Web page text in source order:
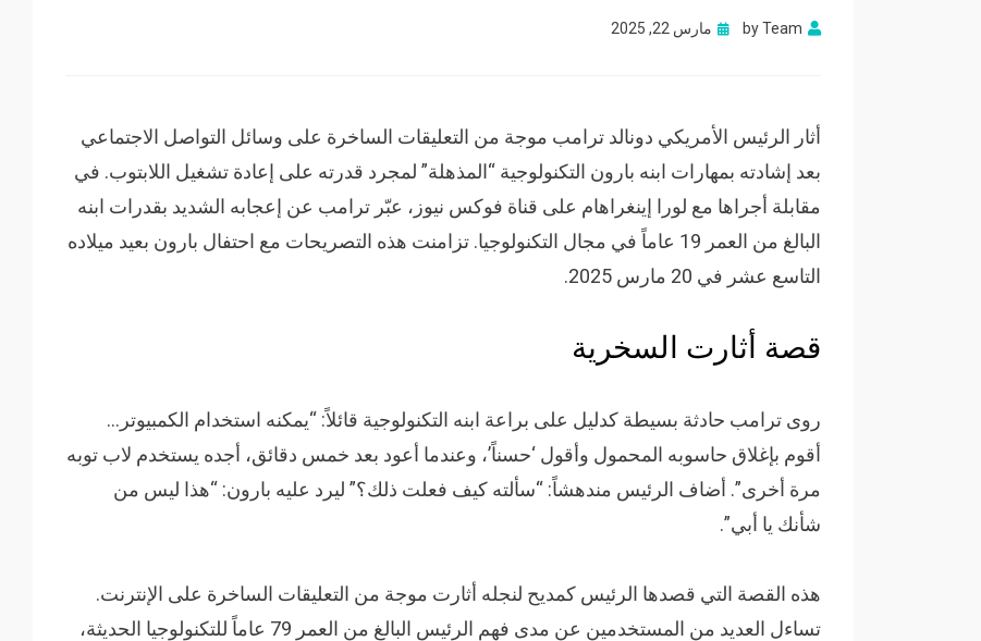
byTeam
Posted
مارس 22, 2025
أثار الرئيس الأمريكي دونالد ترامب موجة من التعليقات الساخرة على وسائل التواصل الاجتماعي
بعد إشادته بمهارات ابنه بارون التكنولوجية “المذهلة” لمجرد قدرته على إعادة تشغيل اللابتوب. في
مقابلة أجراها مع لورا إينغراهام على قناة فوكس نيوز، عبّر ترامب عن إعجابه الشديد بقدرات ابنه
البالغ من العمر 19 عاماً في مجال التكنولوجيا. تزامنت هذه التصريحات مع احتفال بارون بعيد ميلاده
التاسع عشر في 20 مارس 2025.
قصة أثارت السخرية
روى ترامب حادثة بسيطة كدليل على براعة ابنه التكنولوجية قائلاً: “يمكنه استخدام الكمبيوتر…
أقوم بإغلاق حاسوبه المحمول وأقول ‘حسناً’، وعندما أعود بعد خمس دقائق، أجده يستخدم لاب توبه
مرة أخرى”. أضاف الرئيس مندهشاً: “سألته كيف فعلت ذلك؟” ليرد عليه بارون: “هذا ليس من
شأنك يا أبي”.
هذه القصة التي قصدها الرئيس كمديح لنجله أثارت موجة من التعليقات الساخرة على الإنترنت.
تساءل العديد من المستخدمين عن مدى فهم الرئيس البالغ من العمر 79 عاماً للتكنولوجيا الحديثة،